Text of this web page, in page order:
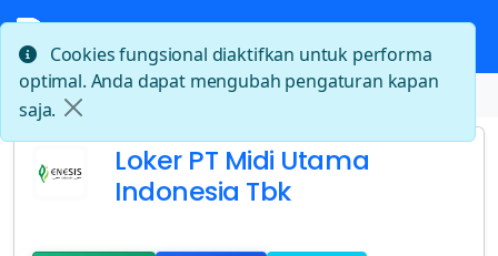
Beranda Loker PT Midi Utama Indonesia Tbk
Loker PT Midi Utama
Indonesia Tbk
Cookies fungsional diaktifkan untuk performa
optimal. Anda dapat mengubah pengaturan kapan
saja.